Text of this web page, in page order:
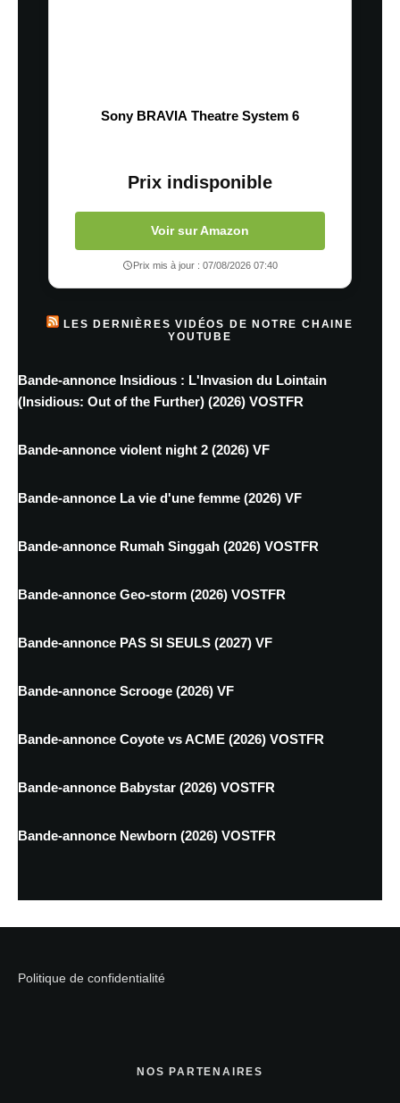
Sony BRAVIA Theatre System 6
Prix indisponible
Voir sur Amazon
Prix mis à jour : 07/08/2026 07:40
LES DERNIÈRES VIDÉOS DE NOTRE CHAINE
YOUTUBE
Bande-annonce Insidious : L'Invasion du Lointain
(Insidious: Out of the Further) (2026) VOSTFR
Bande-annonce violent night 2 (2026) VF
Bande-annonce La vie d'une femme (2026) VF
Bande-annonce Rumah Singgah (2026) VOSTFR
Bande-annonce Geo-storm (2026) VOSTFR
Bande-annonce PAS SI SEULS (2027) VF
Bande-annonce Scrooge (2026) VF
Bande-annonce Coyote vs ACME (2026) VOSTFR
Bande-annonce Babystar (2026) VOSTFR
Bande-annonce Newborn (2026) VOSTFR
Politique de confidentialité
NOS PARTENAIRES